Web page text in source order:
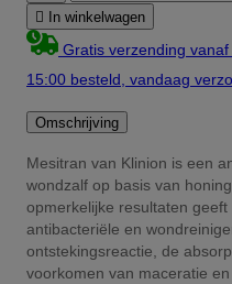
 In winkelwagen
Gratis verzending
15:00 besteld, vandaag
Omschrijving
Mesitran van Klinion is een
wondzalf op basis van
opmerkelijke resultaten
antibacteriële en
ontstekingsreactie, de
voorkomen van maceratie